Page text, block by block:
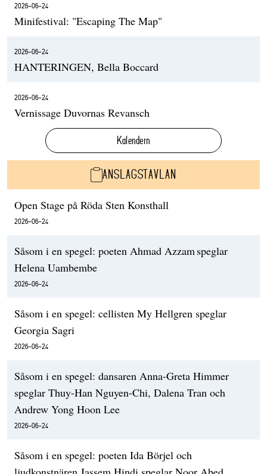
2026-06-24
Minifestival: "Escaping The Map"
2026-06-24
HANTERINGEN, Bella Boccard
2026-06-24
Vernissage Duvornas Revansch
Kalendern
ANSLAGSTAVLAN
Open Stage på Röda Sten Konsthall
2026-06-24
Såsom i en spegel: poeten Ahmad Azzam speglar
Helena Uambembe
2026-06-24
Såsom i en spegel: cellisten My Hellgren speglar
Georgia Sagri
2026-06-24
Såsom i en spegel: dansaren Anna-Greta Himmer
speglar Thuy-Han Nguyen-Chi, Dalena Tran och
Andrew Yong Hoon Lee
2026-06-24
Såsom i en spegel: poeten Ida Börjel och